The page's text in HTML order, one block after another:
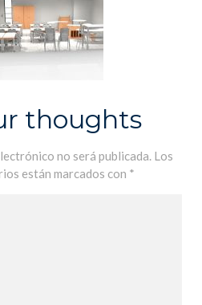
thoughts
no será publicada. Los
están marcados con *